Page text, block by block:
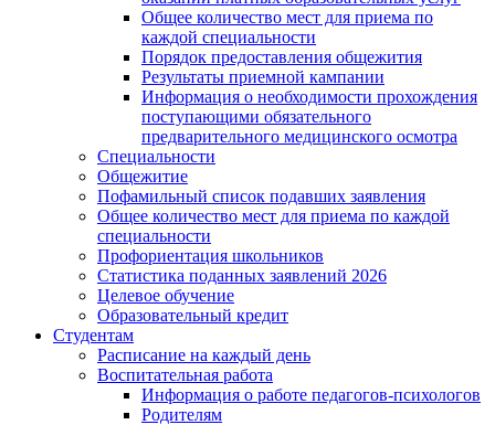
Общее количество мест для приема по
каждой специальности
Порядок предоставления общежития
Результаты приемной кампании
Информация о необходимости прохождения
поступающими обязательного
предварительного медицинского осмотра
Специальности
Общежитие
Пофамильный список подавших заявления
Общее количество мест для приема по каждой
специальности
Профориентация школьников
Статистика поданных заявлений 2026
Целевое обучение
Образовательный кредит
Студентам
Расписание на каждый день
Воспитательная работа
Информация о работе педагогов-психологов
Родителям